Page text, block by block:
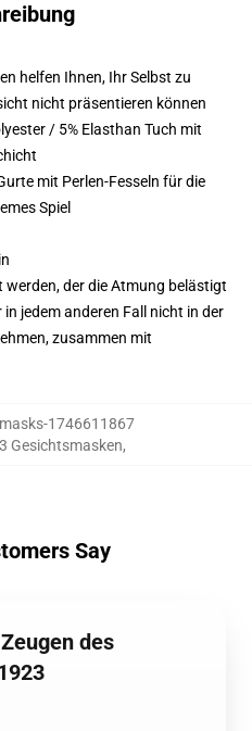
helfen Ihnen, Ihr Selbst zu
nicht präsentieren können
/ 5% Elasthan Tuch mit
mit Perlen-Fesseln für die
Spiel
der die Atmung belästigt
jedem anderen Fall nicht in der
zusammen mit
1746611867
Gesichtsmasken,
Say
des